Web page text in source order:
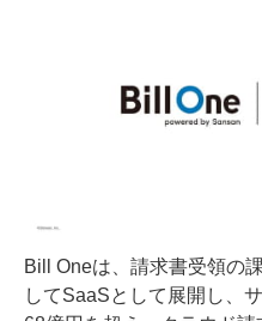
Bill Oneは、請求書受領の
してSaaSとして展開し、